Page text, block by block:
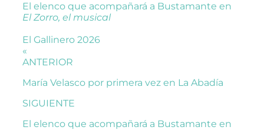
El elenco que acompañará a Bustamante en
El Zorro, el musical
El Gallinero 2026
«
ANTERIOR
María Velasco por primera vez en La Abadía
SIGUIENTE
El elenco que acompañará a Bustamante en